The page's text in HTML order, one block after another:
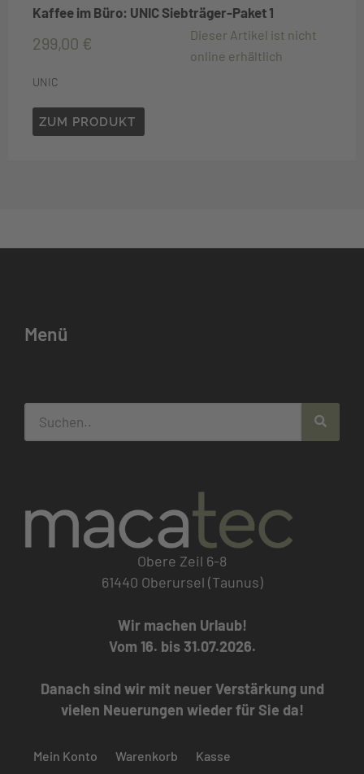
Kaffee im Büro: UNIC Siebträger-Paket 1
299,00 €
Dieser Artikel ist nicht
online erhältlich
UNIC
ZUM PRODUKT
Menü
Obere Zeil 6-8
61440 Oberursel (Taunus)
Wir machen Urlaub!
Vom 16. bis 31.07.2026.
Danach sind wir mit neuer Verstärkung und
vielen Neuerungen wieder für Sie da!
Mein Konto Warenkorb
Kasse